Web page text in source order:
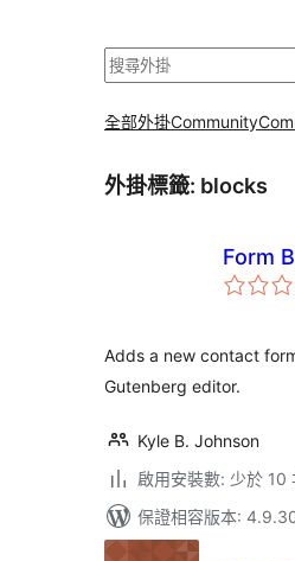
搜
全部外掛Community
外掛標籤: blocks
Form
Adds a new contact
Gutenberg editor.
Kyle B. Johnson
啟用安裝數: 少於 10
保證相容版本: